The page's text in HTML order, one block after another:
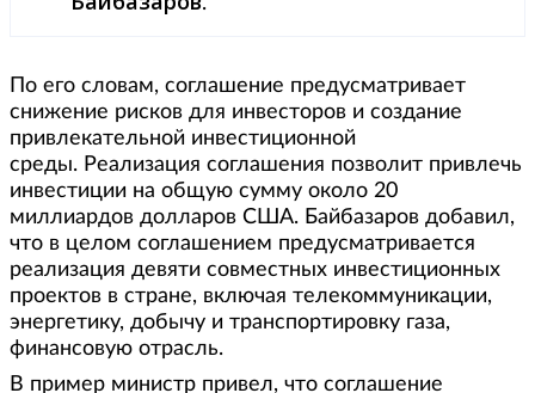
По его словам, соглашение предусматривает
снижение рисков для инвесторов и создание
привлекательной инвестиционной
среды. Реализация соглашения позволит привлечь
инвестиции на общую сумму около 20
миллиардов долларов США. Байбазаров добавил,
что в целом соглашением предусматривается
реализация девяти совместных инвестиционных
проектов в стране, включая телекоммуникации,
энергетику, добычу и транспортировку газа,
финансовую отрасль.
В пример министр привел, что соглашение